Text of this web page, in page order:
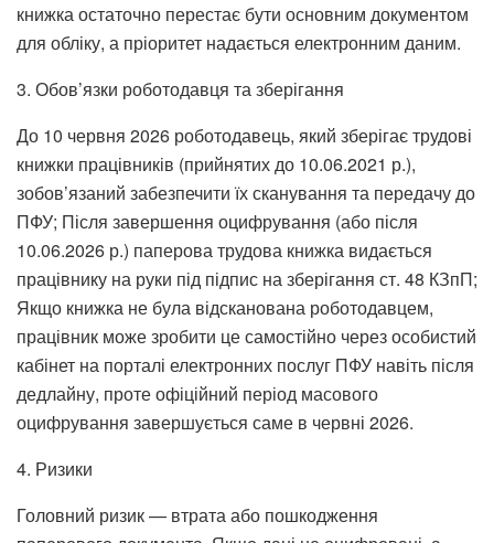
книжка остаточно перестає бути основним документом
для обліку, а пріоритет надається електронним даним.
3. Обов’язки роботодавця та зберігання
До 10 червня 2026 роботодавець, який зберігає трудові
книжки працівників (прийнятих до 10.06.2021 р.),
зобов’язаний забезпечити їх сканування та передачу до
ПФУ; Після завершення оцифрування (або після
10.06.2026 р.) паперова трудова книжка видається
працівнику на руки під підпис на зберігання ст. 48 КЗпП;
Якщо книжка не була відсканована роботодавцем,
працівник може зробити це самостійно через особистий
кабінет на порталі електронних послуг ПФУ навіть після
дедлайну, проте офіційний період масового
оцифрування завершується саме в червні 2026.
4. Ризики
Головний ризик — втрата або пошкодження